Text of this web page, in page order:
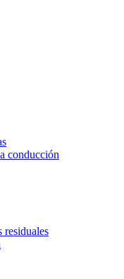
conducción
residuales